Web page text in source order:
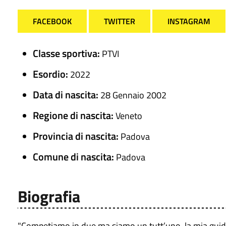
FACEBOOK TWITTER INSTAGRAM
Classe sportiva: PTVI
Esordio: 2022
Data di nascita: 28 Gennaio 2002
Regione di nascita:Veneto
Provincia di nascita: Padova
Comune di nascita: Padova
Biografia